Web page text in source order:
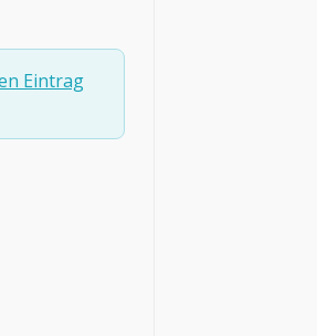
Eintrag